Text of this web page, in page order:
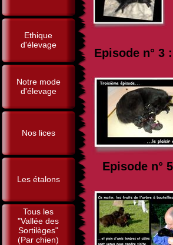
Ethique
d'élevage
Notre mode
d'élevage
Nos lices
Les étalons
Tous les
"Vallée des
Sortilèges"
(Par chien)
Episode n° 3
Episode n°